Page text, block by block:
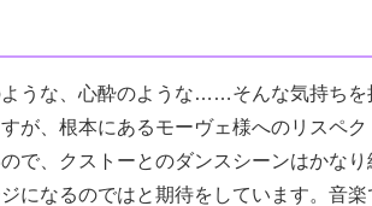
うな、心酔のような……そんな気持ちを
が、根本にあるモーヴェ様へのリスペ
で、クストーとのダンスシーンはかな
になるのではと期待をしています。音